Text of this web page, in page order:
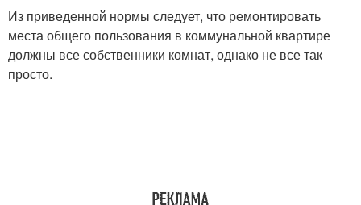
Из приведенной нормы следует, что ремонтировать
места общего пользования в коммунальной квартире
должны все собственники комнат, однако не все так
просто.